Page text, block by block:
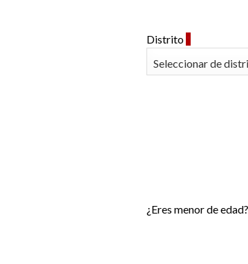
Distrito
¿Eres menor de edad?